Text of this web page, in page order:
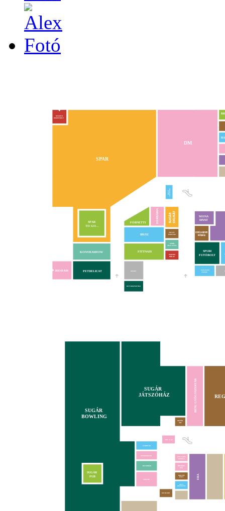
MOSDÓ
MOBIL
ADÁS-VÉTEL
KONYHASHOW FITTNASS
IBUSZ
MONA
DIVAT
SPURI
FUTÓBOLT
FORNETTI HERBÁRIA
DM
SPAR
SPAR
TO GO...
NEMZETI
DOHÁNYBOLT
TOP-UP!
PERFUME
IBUSZEXCHANGE
EXCLUSIVE
CHANGE
KUTYAKOZMETIKA
INMEDIO
HÍRLAP
PETDELICAT
BIOHAIR
SUGÁR
BOWLING
SUGÁR
JÁTSZÓHÁZ
BENU GYÓGYSZERTÁR
SUGÁR
PUB ERA
SZABÓSÁG
NUTRIVERSUM
REPAIRHUB
EGY CSEPP
BIOBOLT
NAIL & GO
GRAVÍR
ABC
KREATÍV
PÓLÓ
KAVALKÁD
ALFA
BIZTOSÍTÓ